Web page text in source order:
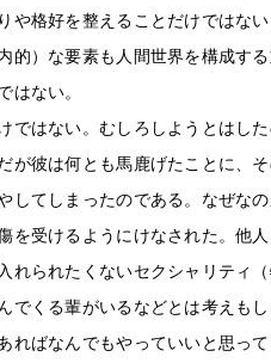
や格好を整えることだけではな
）な要素も人間世界を構成す
はない。
ではない。むしろしようとはし
彼は何とも馬鹿げたことに、そ
してしまったのである。なぜな
受けるようにけなされた。他
れられたくないセクシャリティ
くる輩がいるなどとは考えも
ばなんでもやっていいと思っ